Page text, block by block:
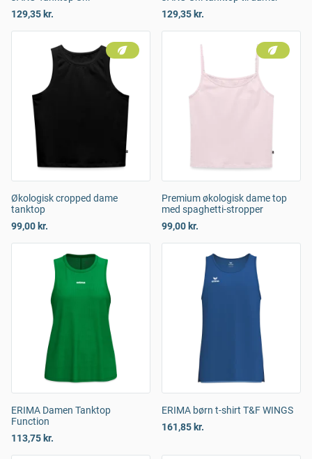
129,35 kr.
129,35 kr.
Økologisk cropped dame
tanktop
99,00 kr.
Premium økologisk dame top
med spaghetti-stropper
99,00 kr.
ERIMA Damen Tanktop
Function
113,75 kr.
ERIMA børn t-shirt T&F WINGS
161,85 kr.